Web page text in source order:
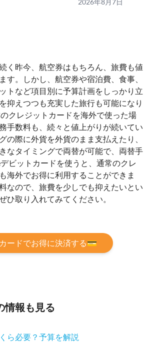
く昨今、航空券はもちろん、旅費も値
す。しかし、航空券や宿泊費、食事、
トなど項目別に予算計画をしっかり立
抑えつつも充実した旅行も可能になり
クレジットカードを海外で使った場
手数料も、続々と値上がりが続いてい
の際に外貨を外貨のまま支払えたり、
なタイミングで両替が可能で、両替手
ビットカードを使うと、通常のクレ
海外でお得に利用することができま
なので、旅費を少しでも抑えたいとい
ひ取り入れてみてください。
ードでお得に決済する💳
情報も見る
ら必要？予算を解説